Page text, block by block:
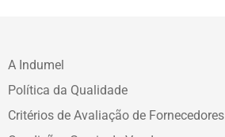
A Indumel
Política da Qualidade
Critérios de Avaliação de Fornecedores